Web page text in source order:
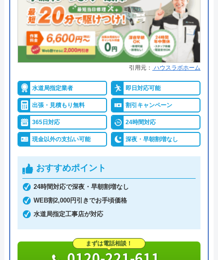
運営会社 株式会社イースマイル
代表者 島村禮孝
1992年6月1日創立
大阪府大阪市中央区瓦屋町3丁目7-3 イ
ースマイルビル
対応エリア
対応エリア詳
細
平塚市のトイレ詰まり・水漏れ修理は
町の水道屋イースマイル｜水道局指定
店
イースマイルのクチコミ on
●保証・保険 ―
詳細は公式HPでご確認ください
水の生活救急車がおすすめの理由
拠点数2270店舗と日本全国に拠点を構え、年中無休
で対応をしています。日中はコールセンターにて問
い合わせ受付をしてくれるので、すぐに相談ができ
水トラブルの不安もすぐに解消できます。
調整作業のみであれば8,800円～と明朗会計。問い合
ずは電話相談をしてみることをおすすめします。
引用元： ハウスラボホーム
水道局指定業者 即日対応可能
出張・見積もり無料 割引キャンペーン
365日対応 24時間対応
現金以外の支払い可能 深夜・早朝割増なし
おすすめポイント
24時間対応で深夜・早朝割増なし
WEB割2,000円引きでお手頃価格
水道局指定工事店が対応
まずは電話相談！